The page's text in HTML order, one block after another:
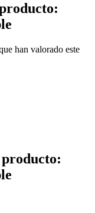
han valorado este
producto: